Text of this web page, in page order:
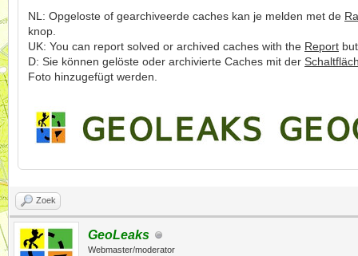
NL: Opgeloste of gearchiveerde caches kan je melden met de
knop.
UK: You can report solved or archived caches with the Report
D: Sie können gelöste oder archivierte Caches mit der
Foto hinzugefügt werden.
Zoek
GeoLeaks
Webmaster/moderator